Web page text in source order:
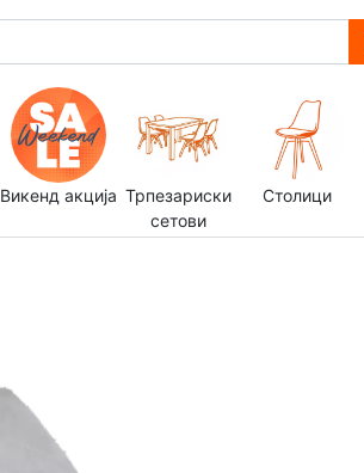
Викенд акција Трпезариски
сетови
Столици